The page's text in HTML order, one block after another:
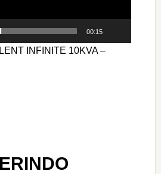
00:15
INFINITE 10KVA –